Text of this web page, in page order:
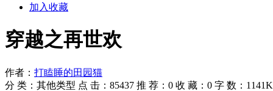
加入收藏
穿越之再世欢
作者： 打瞌睡的田园猫
分 类： 其他类型 点 击： 85437 推 荐： 0 收 藏： 0 字 数： 1141K